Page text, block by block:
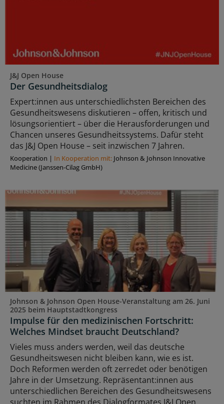
J&J Open House
Der Gesundheitsdialog
Expert:innen aus unterschiedlichsten Bereichen des
Gesundheitswesens diskutieren – offen, kritisch und
lösungsorientiert – über die Herausforderungen und
Chancen unseres Gesundheitssystems. Dafür steht
das J&J Open House – seit inzwischen 7 Jahren.
Kooperation | In Kooperation mit: Johnson & Johnson Innovative
Medicine (Janssen-Cilag GmbH)
Johnson & Johnson Open House-Veranstaltung am 26. Juni
2025 beim Hauptstadtkongress
Impulse für den medizinischen Fortschritt:
Welches Mindset braucht Deutschland?
Vieles muss anders werden, weil das deutsche
Gesundheitswesen nicht bleiben kann, wie es ist.
Doch Reformen werden oft zerredet oder benötigen
Jahre in der Umsetzung. Repräsentant:innen aus
unterschiedlichen Bereichen des Gesundheitswesens